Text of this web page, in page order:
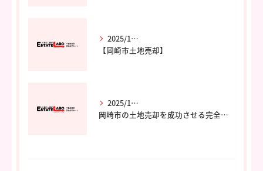
2025/12/02
【岡崎市土地売却】
2025/12/02
岡崎市の土地売却を成功させる完全ガイド｜エステート・ラボ